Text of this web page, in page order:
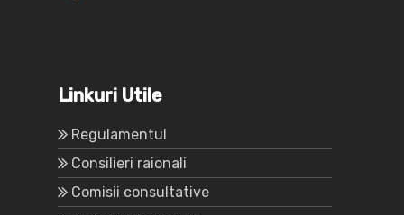
Linkuri Utile
Regulamentul
Consilieri raionali
Comisii consultative